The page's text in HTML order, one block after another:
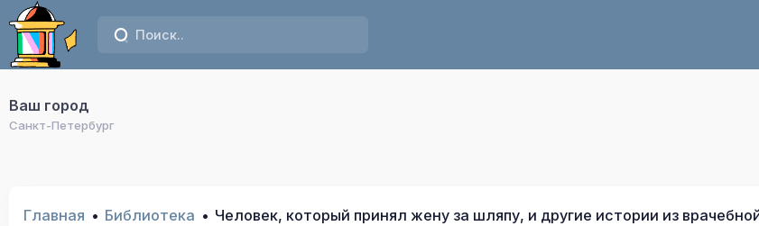
Ваш город
Санкт-Петербург
Главная Библиотека Человек, который принял жену за шляпу, и другие истории из